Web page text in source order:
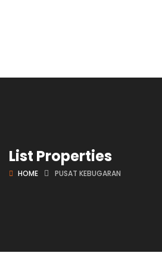
List Properties
HOME PUSAT KEBUGARAN